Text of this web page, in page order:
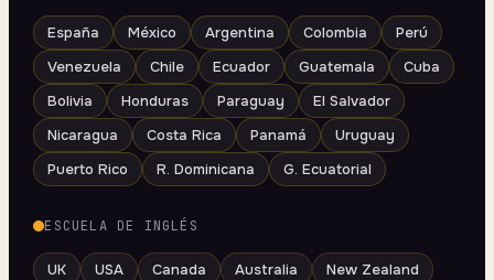
España México Argentina Colombia
Perú
Venezuela
Chile Ecuador Guatemala
Cuba
Bolivia
Honduras Paraguay
El Salvador
Nicaragua
Costa Rica Panamá
Uruguay
Puerto Rico
R. Dominicana G. Ecuatorial
ESCUELA DE INGLÉS
UK USA Canada Australia
New Zealand